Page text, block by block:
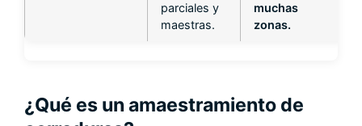
parciales y
maestras.
muchas
zonas.
¿Qué es un amaestramiento de